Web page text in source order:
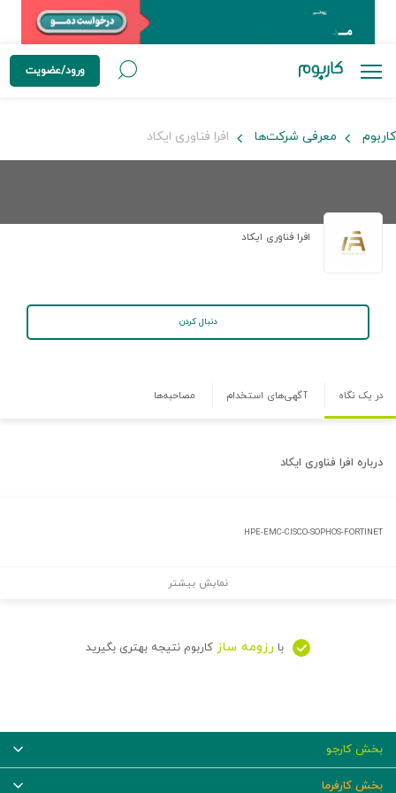
ورود/عضویت
کاربوم معرفی شرکت‌ها افرا فناوری ایکاد
افرا فناوری ایکاد
دنبال کردن
در یک نگاه آگهی‌های استخدام مصاحبه‌ها
درباره افرا فناوری ایکاد
HPE-EMC-CISCO-SOPHOS-FORTINET
نمایش بیشتر
با رزومه ساز کاربوم نتیجه بهتری بگیرید
بخش کارجو
بخش کارفرما